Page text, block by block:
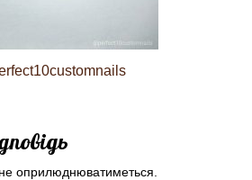
оприлюднюватиметься.